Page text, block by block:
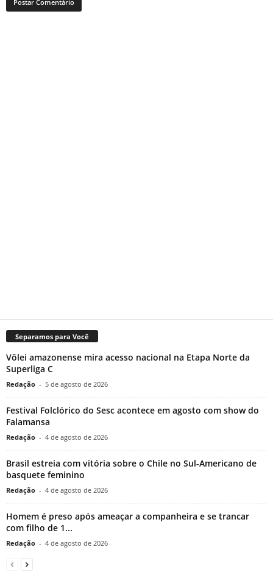
Separamos para Você
Vôlei amazonense mira acesso nacional na Etapa Norte da
Superliga C
Redação - 5 de agosto de 2026
Festival Folclórico do Sesc acontece em agosto com show do
Falamansa
Redação - 4 de agosto de 2026
Brasil estreia com vitória sobre o Chile no Sul-Americano de
basquete feminino
Redação - 4 de agosto de 2026
Homem é preso após ameaçar a companheira e se trancar
com filho de 1...
Redação - 4 de agosto de 2026